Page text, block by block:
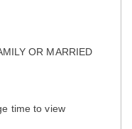
OR MARRIED
time to view